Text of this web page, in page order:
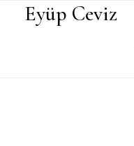
Eyüp Ceviz